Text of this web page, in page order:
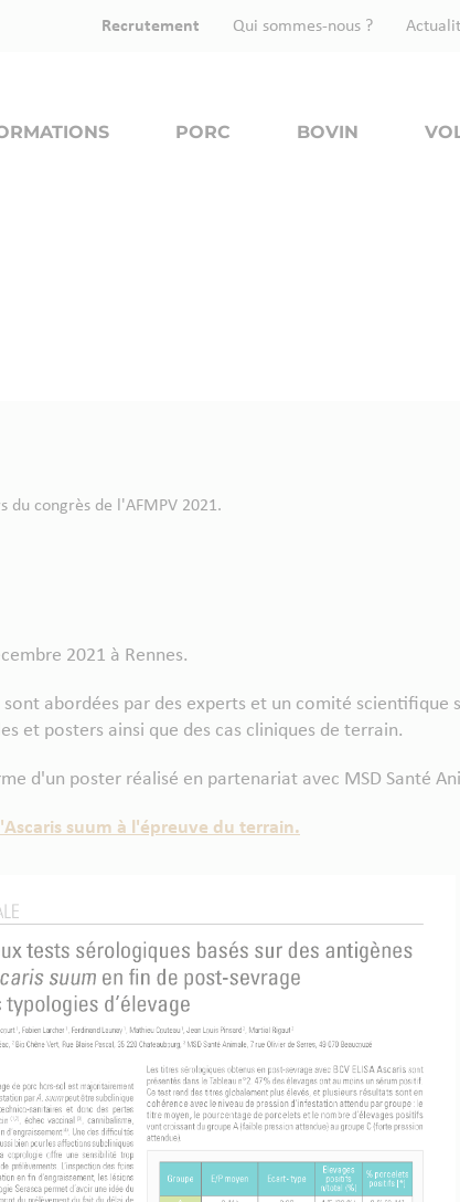
Recrutement Qui sommes-nous ?
PORC BOVIN
du congrès de l'AFMPV 2021.
2021 à Rennes.
abordées par des experts et un comité scientifique
et posters ainsi que des cas cliniques de terrain.
d'un poster réalisé en partenariat avec MSD Santé
suum à l'épreuve du terrain.